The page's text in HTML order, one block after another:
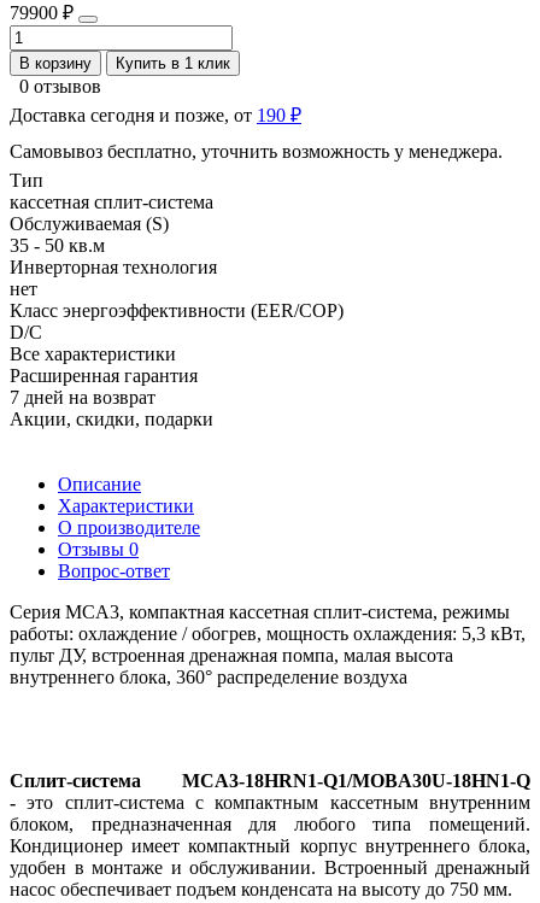
79900 ₽
В корзину Купить в 1 клик
0 отзывов
Доставка сегодня и позже, от 190 ₽
Самовывоз бесплатно, уточнить возможность у менеджера.
Тип
кассетная сплит-система
Обслуживаемая (S)
35 - 50 кв.м
Инверторная технология
нет
Класс энергоэффективности (EER/COP)
D/C
Все характеристики
Расширенная гарантия
7 дней на возврат
Акции, скидки, подарки
Описание
Характеристики
О производителе
Отзывы 0
Вопрос-ответ
Серия MCA3, компактная кассетная сплит-система, режимы
работы: охлаждение / обогрев, мощность охлаждения: 5,3 кВт,
пульт ДУ, встроенная дренажная помпа, малая высота
внутреннего блока, 360° распределение воздуха
Сплит-система MCA3-18HRN1-Q1/MOBA30U-18HN1-Q
- это сплит-система с компактным кассетным внутренним
блоком, предназначенная для любого типа помещений.
Кондиционер имеет компактный корпус внутреннего блока,
удобен в монтаже и обслуживании. Встроенный дренажный
насос обеспечивает подъем конденсата на высоту до 750 мм.